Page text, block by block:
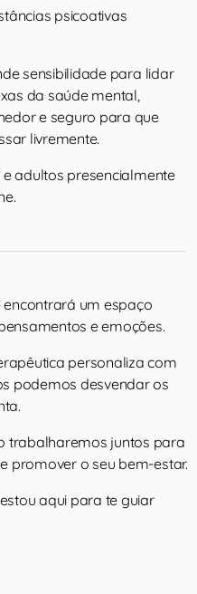
psicoativas
sensibilidade para lidar
da saúde mental,
e seguro para que
livremente.
adultos presencialmente
encontrará um espaço
e emoções.
personaliza com
podemos desvendar os
trabalharemos juntos para
promover o seu bem-estar.
aqui para te guiar